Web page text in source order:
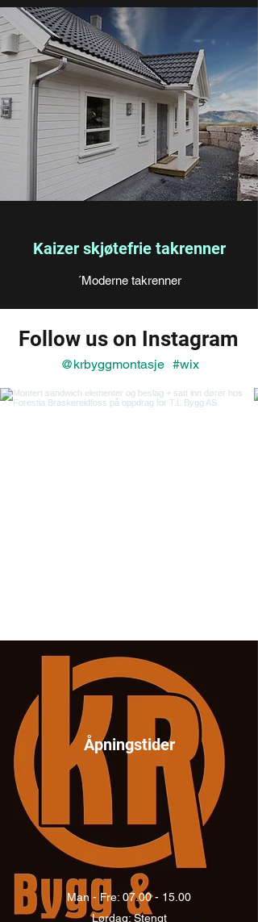
Kaizer skjøtefrie takrenner
​´Moderne takrenner
Follow us on Instagram
#wix
@krbyggmontasje
Åpningstider
Man - Fre: 07.00 - 15.00
Lørdag: Stengt